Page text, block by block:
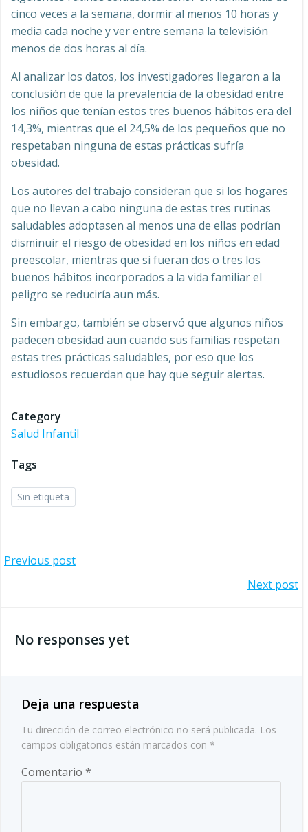
cinco veces a la semana, dormir al menos 10 horas y
media cada noche y ver entre semana la televisión
menos de dos horas al día.
Al analizar los datos, los investigadores llegaron a la
conclusión de que la prevalencia de la obesidad entre
los niños que tenían estos tres buenos hábitos era del
14,3%, mientras que el 24,5% de los pequeños que no
respetaban ninguna de estas prácticas sufría
obesidad.
Los autores del trabajo consideran que si los hogares
que no llevan a cabo ninguna de estas tres rutinas
saludables adoptasen al menos una de ellas podrían
disminuir el riesgo de obesidad en los niños en edad
preescolar, mientras que si fueran dos o tres los
buenos hábitos incorporados a la vida familiar el
peligro se reduciría aun más.
Sin embargo, también se observó que algunos niños
padecen obesidad aun cuando sus familias respetan
estas tres prácticas saludables, por eso que los
estudiosos recuerdan que hay que seguir alertas.
Category
Salud Infantil
Tags
Sin etiqueta
Navegación
las
Previous post
por
las
entradas
Next post
No responses yet
Deja una respuesta
Tu dirección de correo electrónico no será publicada. Los
campos obligatorios están marcados con *
Comentario *